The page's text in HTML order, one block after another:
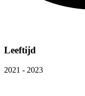
Leeftijd
2021 - 2023